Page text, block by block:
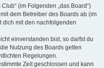
(im Folgenden „das Board“)
dem Betreiber des Boards ab (im
dich mit den nachfolgenden
einverstanden bist, so darfst du
Nutzung des Boards gelten
Regelungen.
Zeit geschlossen und kann